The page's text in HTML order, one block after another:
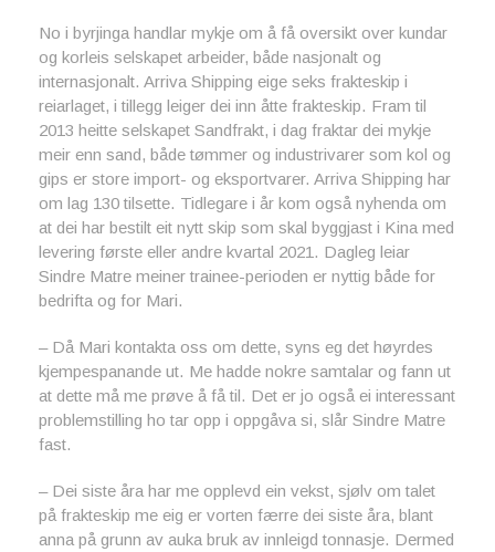
No i byrjinga handlar mykje om å få oversikt over kundar
og korleis selskapet arbeider, både nasjonalt og
internasjonalt. Arriva Shipping eige seks frakteskip i
reiarlaget, i tillegg leiger dei inn åtte frakteskip. Fram til
2013 heitte selskapet Sandfrakt, i dag fraktar dei mykje
meir enn sand, både tømmer og industrivarer som kol og
gips er store import- og eksportvarer. Arriva Shipping har
om lag 130 tilsette. Tidlegare i år kom også nyhenda om
at dei har bestilt eit nytt skip som skal byggjast i Kina med
levering første eller andre kvartal 2021. Dagleg leiar
Sindre Matre meiner trainee-perioden er nyttig både for
bedrifta og for Mari.
– Då Mari kontakta oss om dette, syns eg det høyrdes
kjempespanande ut. Me hadde nokre samtalar og fann ut
at dette må me prøve å få til. Det er jo også ei interessant
problemstilling ho tar opp i oppgåva si, slår Sindre Matre
fast.
– Dei siste åra har me opplevd ein vekst, sjølv om talet
på frakteskip me eig er vorten færre dei siste åra, blant
anna på grunn av auka bruk av innleigd tonnasje. Dermed